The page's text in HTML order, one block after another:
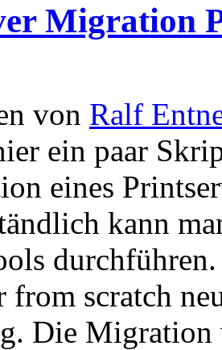
Migration
von Ralf
ein paar
eines
kann
from scratch
Die